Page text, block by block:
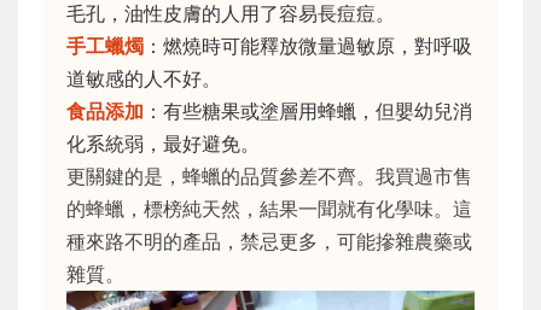
毛孔，油性皮膚的人用了容易長痘痘。
手工蠟燭 ：燃燒時可能釋放微量過敏原，對呼吸
道敏感的人不好。
食品添加 ：有些糖果或塗層用蜂蠟，但嬰幼兒消
化系統弱，最好避免。
更關鍵的是，蜂蠟的品質參差不齊。我買過市售
的蜂蠟，標榜純天然，結果一聞就有化學味。這
種來路不明的產品，禁忌更多，可能摻雜農藥或
雜質。